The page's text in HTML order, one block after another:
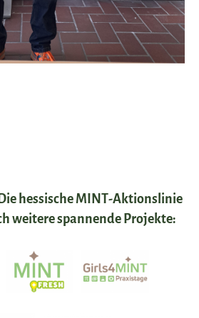
hessische MINT-Aktionslinie
weitere spannende Projekte: